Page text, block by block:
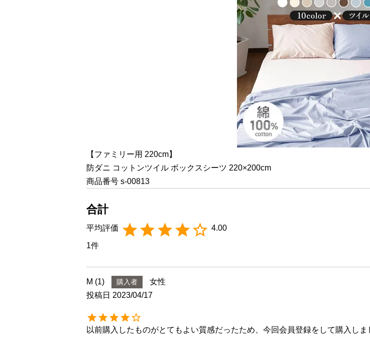
【ファミリー用 220cm】
防ダニ コットンツイル ボックスシーツ 220×200cm
商品番号 s-00813
4.00
1
M 1 購入者
女性
投稿日 2023/04/17
以前購入したものがとてもよい質感だったため、今回会員登録をして購入し